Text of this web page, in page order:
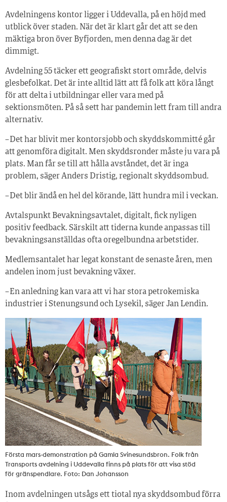
Avdelningens kontor ligger i Uddevalla, på en höjd med
utblick över staden. När det är klart går det att se den
mäktiga bron över Byfjorden, men denna dag är det
dimmigt.
Avdelning 55 täcker ett geografiskt stort område, delvis
glesbefolkat. Det är inte alltid lätt att få folk att köra långt
för att delta i utbildningar eller vara med på
sektionsmöten. På så sett har pandemin lett fram till andra
alternativ.
– Det har blivit mer kontorsjobb och skyddskommitté går
att genomföra digitalt. Men skyddsronder måste ju vara på
plats. Man får se till att hålla avståndet, det är inga
problem, säger Anders Dristig, regionalt skyddsombud.
– Det blir ändå en hel del körande, lätt hundra mil i veckan.
Avtalspunkt Bevakningsavtalet, digitalt, fick nyligen
positiv feedback. Särskilt att tiderna kunde anpassas till
bevakningsanställdas ofta oregelbundna arbetstider.
Medlemsantalet har legat konstant de senaste åren, men
andelen inom just bevakning växer.
– En anledning kan vara att vi har stora petrokemiska
industrier i Stenungsund och Lysekil, säger Jan Lendin.
Första mars-demonstration på Gamla Svinesundsbron. Folk från
Transports avdelning i Uddevalla finns på plats för att visa stöd
för gränspendlare. Foto: Dan Johansson
Inom avdelningen utsågs ett tiotal nya skyddsombud förra